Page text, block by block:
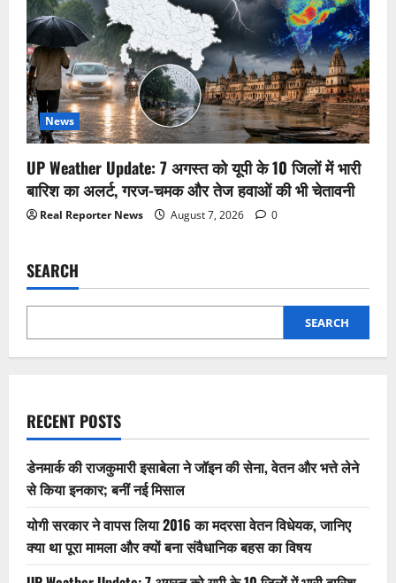
News
UP Weather Update: 7 अगस्त को यूपी के 10 जिलों में भारी
बारिश का अलर्ट, गरज-चमक और तेज हवाओं की भी चेतावनी
Real Reporter News August 7, 2026 0
SEARCH
SEARCH
RECENT POSTS
डेनमार्क की राजकुमारी इसाबेला ने जॉइन की सेना, वेतन और भत्ते लेने
से किया इनकार; बनीं नई मिसाल
योगी सरकार ने वापस लिया 2016 का मदरसा वेतन विधेयक, जानिए
क्या था पूरा मामला और क्यों बना संवैधानिक बहस का विषय